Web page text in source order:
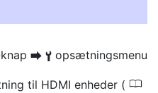
U B opsætningsmenu
til HDMI enheder ( 0